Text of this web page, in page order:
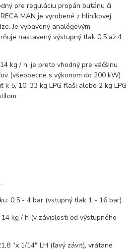
pre reguláciu propán butánu či
MAN je vyrobené z hliníkovej
Je vybavený analógovým
nastavený výstupný tlak 0,5 až 4
kg / h, je preto vhodný pre väčšinu
(všeobecne s výkonom do 200 kW).
k 5, 10, 33 kg LPG fľaši alebo 2 kg LPG
0,5 - 4 bar (vstupný tlak 1 - 16 bar).
kg / h (v závislosti od výstupného
"x 1/14" LH (ľavý závit), vrátane